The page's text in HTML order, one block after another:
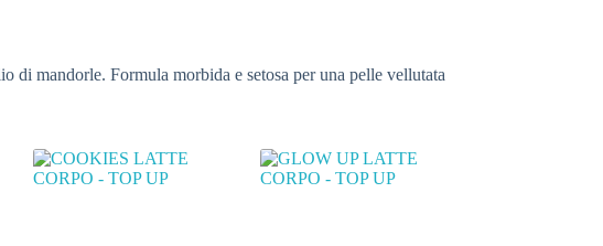
mandorle. Formula morbida e setosa per una pelle vellutata